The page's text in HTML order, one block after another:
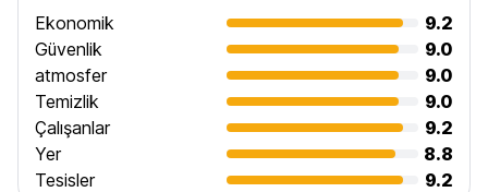
Ekonomik
9.2
Güvenlik
9.0
atmosfer
9.0
Temizlik
9.0
Çalışanlar
9.2
Yer
8.8
Tesisler
9.2